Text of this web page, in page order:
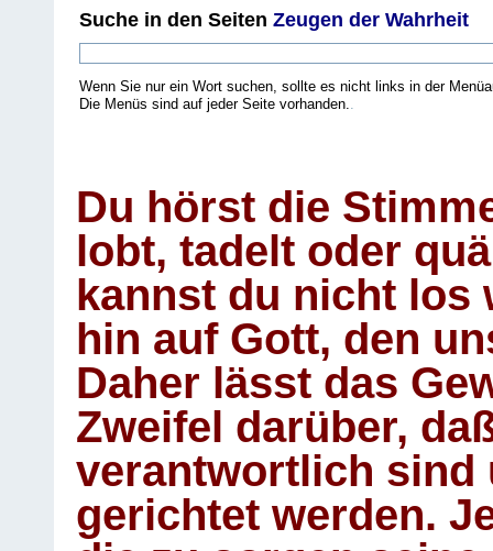
Suche in den Seiten Zeugen der Wahrheit
Wenn Sie nur ein Wort suchen, sollte es nicht links in der
Die Menüs sind auf jeder Seite vorhanden.
Du hörst die
lobt, tadelt oder
kannst du nicht los
hin auf Gott, den
Daher lässt das
Zweifel darüber,
verantwortlich sind
gerichtet werden.